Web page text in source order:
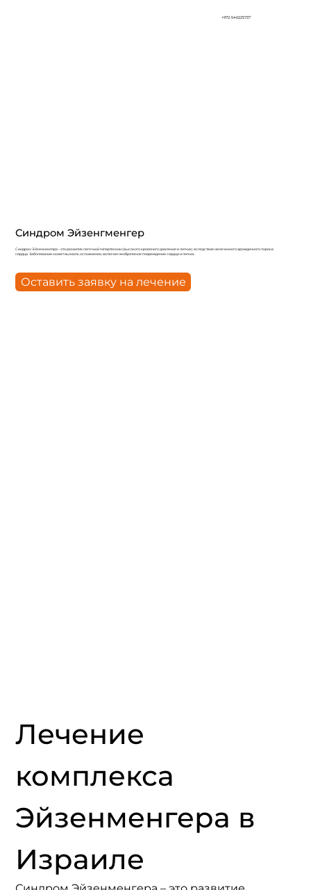
+972-546225737
Синдром Эйзенгменгер
Синдром Эйзенменгера – это развитие легочной гипертензии (высокого кровяного давления в легких) вследствие нелеченного врожденного порока
сердца. Заболевание может вызвать осложнения, включая необратимое повреждение сердца и легких.
Оставить заявку на лечение
Лечение
комплекса
Эйзенменгера в
Израиле